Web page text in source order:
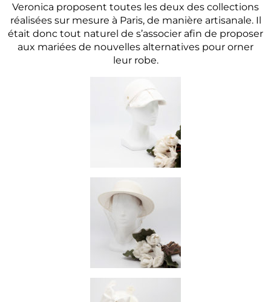
Veronica proposent toutes les deux des collections
réalisées sur mesure à Paris, de manière artisanale. Il
était donc tout naturel de s’associer afin de proposer
aux mariées de nouvelles alternatives pour orner
leur robe.